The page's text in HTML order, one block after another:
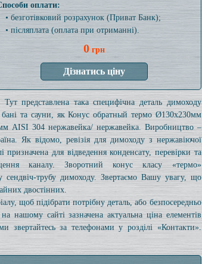
оплати:
• безготівковий розрахунок (Приват Банк);
• післяплата (оплата при отриманні).
0грн
Тут представлена ​​така специфічна деталь димоходу
бані та сауни, як Конус обратный термо Ø130x230мм
AISI 304 нержавейка/ нержавейка. Виробництво –
Як відомо, ревізія для димоходу з нержавіючої
призначена для відведення конденсату, перевірки та
каналу. Зворотний конус класу «термо»
сендвіч-трубу димоходу. Звертаємо Вашу увагу, що
двостінних.
щоб підібрати потрібну деталь, або безпосередньо
сайті зазначена актуальна ціна елементів
за телефонами у розділі «Контакти».